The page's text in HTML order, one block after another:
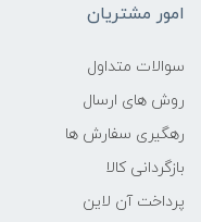
امور مشتریان
سوالات متداول
روش های ارسال
رهگیری سفارش ها
بازگردانی کالا
پرداخت آن لاین